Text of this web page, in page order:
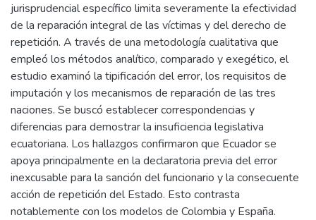
jurisprudencial específico limita severamente la efectividad
de la reparación integral de las víctimas y del derecho de
repetición. A través de una metodología cualitativa que
empleó los métodos analítico, comparado y exegético, el
estudio examinó la tipificación del error, los requisitos de
imputación y los mecanismos de reparación de las tres
naciones. Se buscó establecer correspondencias y
diferencias para demostrar la insuficiencia legislativa
ecuatoriana. Los hallazgos confirmaron que Ecuador se
apoya principalmente en la declaratoria previa del error
inexcusable para la sanción del funcionario y la consecuente
acción de repetición del Estado. Esto contrasta
notablemente con los modelos de Colombia y España.